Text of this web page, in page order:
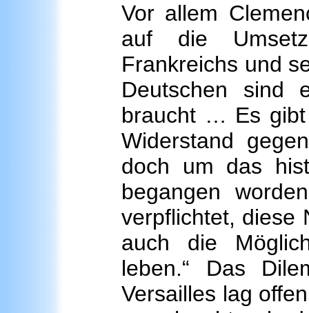
Vor allem
auf die
Frankreichs und
Deutschen sind
braucht … Es gibt
Widerstand
doch um das
begangen
verpflichtet, diese
auch die
leben.“ Das
Versailles lag